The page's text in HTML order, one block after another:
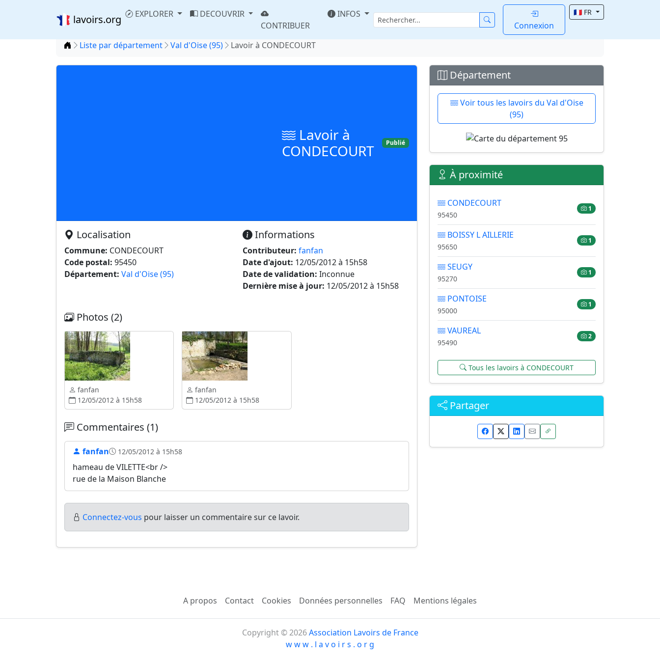
lavoirs.org EXPLORER
DECOUVRIR
CONTRIBUER
INFOS
Connexion
🇫🇷 FR
Accueil
Liste par département Val d'Oise (95) Lavoir à CONDECOURT
Lavoir à
CONDECOURT
Publié
Localisation
Commune: CONDECOURT
Code postal: 95450
Département: Val d'Oise (95)
Informations
Contributeur: fanfan
Date d'ajout: 12/05/2012 à 15h58
Date de validation: Inconnue
Dernière mise à jour: 12/05/2012 à 15h58
Photos (2)
fanfan
12/05/2012 à 15h58
fanfan
12/05/2012 à 15h58
Commentaires (1)
fanfan 12/05/2012 à 15h58
hameau de VILETTE<br />
rue de la Maison Blanche
Connectez-vous pour laisser un commentaire sur ce lavoir.
Département
Voir tous les lavoirs du Val d'Oise
(95)
À proximité
CONDECOURT
95450
1
BOISSY L AILLERIE
95650
1
SEUGY
95270
1
PONTOISE
95000
1
VAUREAL
95490
2
Tous les lavoirs à CONDECOURT
Partager
A propos Contact Cookies Données personnelles FAQ Mentions légales
Copyright © 2026Association Lavoirs de France
w w w . l a v o i r s . o r g